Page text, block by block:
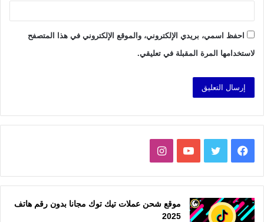
احفظ اسمي، بريدي الإلكتروني، والموقع الإلكتروني في هذا المتصفح
لاستخدامها المرة المقبلة في تعليقي.
فيسبوك تويتر يوتيوبانستقرام
موقع شحن عملات تيك توك مجانا بدون رقم هاتف
2025